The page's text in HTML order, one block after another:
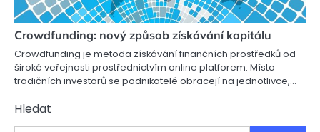
Crowdfunding: nový způsob získávání kapitálu
Crowdfunding je metoda získávání finančních prostředků od
široké veřejnosti prostřednictvím online platforem. Místo
tradičních investorů se podnikatelé obracejí na jednotlivce,…
Hledat